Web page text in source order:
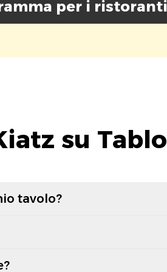
per i ristoranti
su Tablo
tavolo?